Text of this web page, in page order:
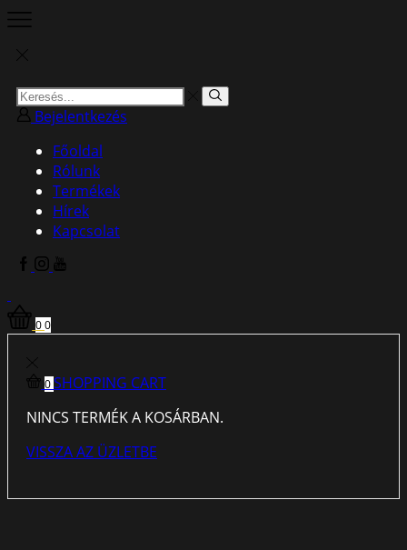
Search
input
Search
Bejelentkezés
Főoldal
Rólunk
Termékek
Hírek
Kapcsolat
Facebook
Instagram
Youtube
00
0SHOPPING CART
NINCS TERMÉK A KOSÁRBAN.
VISSZA AZ ÜZLETBE